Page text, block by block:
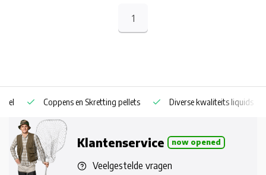
1
Coppens en Skretting pellets Diverse kwaliteits liquids
Klantenservice now opened
Veelgestelde vragen